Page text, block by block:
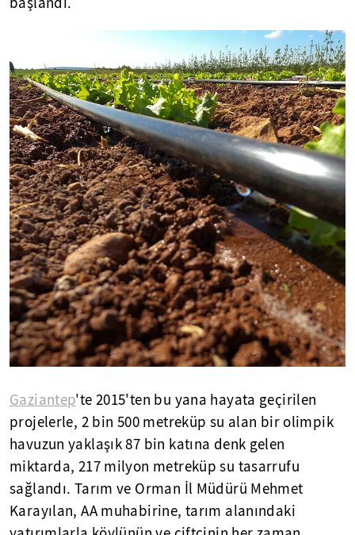
Gaziantep'te 2015'ten bu yana hayata geçirilen
projelerle, 2 bin 500 metreküp su alan bir olimpik
havuzun yaklaşık 87 bin katına denk gelen
miktarda, 217 milyon metreküp su tasarrufu
sağlandı. Tarım ve Orman İl Müdürü Mehmet
Karayılan, AA muhabirine, tarım alanındaki